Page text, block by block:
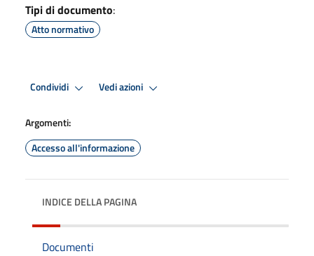
Tipi di documento:
Atto normativo
Condividi Vedi azioni
Argomenti:
Accesso all'informazione
INDICE DELLA PAGINA
Documenti